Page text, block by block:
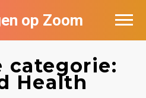
op Zoom
categorie:
Health
in Bergen op